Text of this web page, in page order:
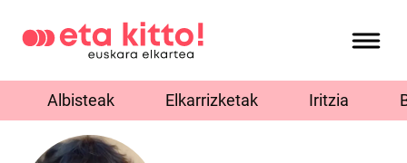
Albisteak Elkarrizketak Iritzia